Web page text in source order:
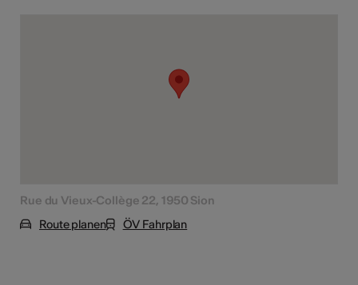
Rue du Vieux-Collège 22, 1950 Sion
Route planen
ÖV Fahrplan